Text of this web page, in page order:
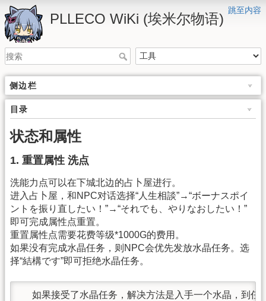
跳至内容
PLLECO WiKi (埃米尔物语)
侧边栏
目录
状态和属性
1. 重置属性 洗点
洗能力点可以在下城北边的占卜屋进行。
进入占卜屋，和NPC对话选择“人生相談”→“ボーナスポイ
ントを振り直したい！”→“それでも、やりなおしたい！”
即可完成属性点重置。
重置属性点需要花费等级*1000G的费用。
如果没有完成水晶任务，则NPC会优先发放水晶任务。选
择“結構です”即可拒绝水晶任务。
如果接受了水晶任务，解决方法是入手一个水晶，到